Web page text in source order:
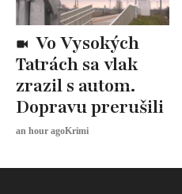
Tatrách sa vlak
zrazil s autom.
Dopravu prerušili
an hour agoKrimi